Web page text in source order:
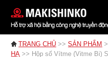
TRANG CHỦ >>SẢN PHẨM
HẠ >> Hộp số Vítme (Vitme Bi)